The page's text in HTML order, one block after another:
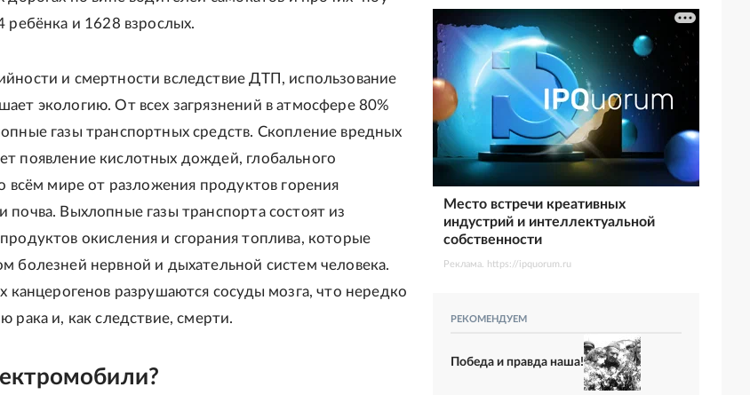
ребёнка и 1628 взрослых.
и смертности вследствие ДТП, использование
экологию. От всех загрязнений в атмосфере 80%
газы транспортных средств. Скопление вредных
появление кислотных дождей, глобального
всём мире от разложения продуктов горения
Выхлопные газы транспорта состоят из
окисления и сгорания топлива, которые
болезней нервной и дыхательной систем человека.
канцерогенов разрушаются сосуды мозга, что нередко
рака и, как следствие, смерти.
Место встречи креативных
индустрий и интеллектуальной
собственности
Реклама. https://ipquorum.ru
РЕКОМЕНДУЕМ
Победа и правда наша!